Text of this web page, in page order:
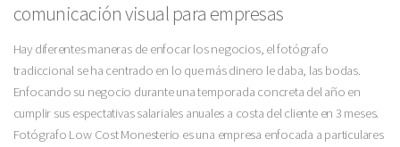
comunicación visual para empresas
Hay diferentes maneras de enfocar los negocios, el fotógrafo
tradiccional se ha centrado en lo que más dinero le daba, las bodas.
Enfocando su negocio durante una temporada concreta del año en
cumplir sus espectativas salariales anuales a costa del cliente en 3 meses.
Fotógrafo Low Cost Monesterio es una empresa enfocada a particulares